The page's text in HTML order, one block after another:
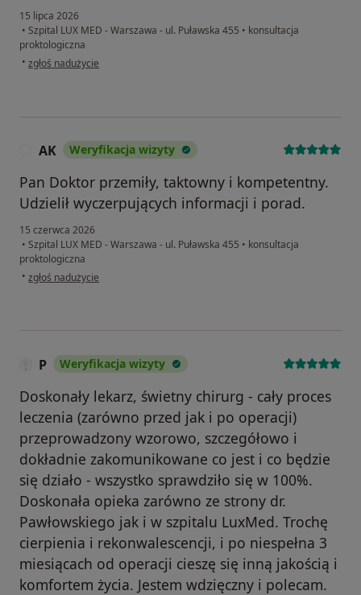
15 lipca 2026
• Szpital LUX MED - Warszawa - ul. Puławska 455 • konsultacja
proktologiczna
• w opinii użytkownika Emil
zgłoś nadużycie
AK Weryfikacja wizyty
Pan Doktor przemiły, taktowny i kompetentny.
Udzielił wyczerpujących informacji i porad.
15 czerwca 2026
• Szpital LUX MED - Warszawa - ul. Puławska 455 • konsultacja
proktologiczna
• w opinii użytkownika AK
zgłoś nadużycie
P Weryfikacja wizyty
Doskonały lekarz, świetny chirurg - cały proces
leczenia (zarówno przed jak i po operacji)
przeprowadzony wzorowo, szczegółowo i
dokładnie zakomunikowane co jest i co będzie
się działo - wszystko sprawdziło się w 100%.
Doskonała opieka zarówno ze strony dr.
Pawłowskiego jak i w szpitalu LuxMed. Trochę
cierpienia i rekonwalescencji, i po niespełna 3
miesiącach od operacji cieszę się inną jakością i
komfortem życia. Jestem wdzięczny i polecam.